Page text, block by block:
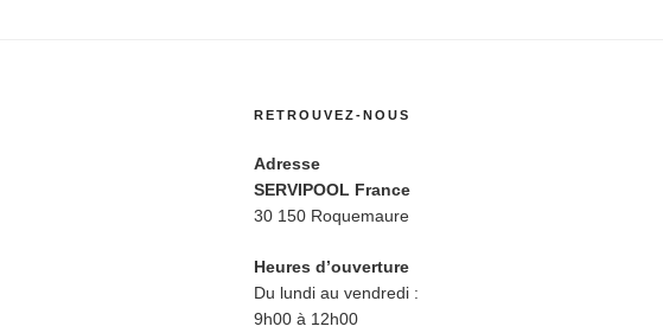
RETROUVEZ-NOUS
Adresse
SERVIPOOL France
30 150 Roquemaure
Heures d’ouverture
Du lundi au vendredi :
9h00 à 12h00